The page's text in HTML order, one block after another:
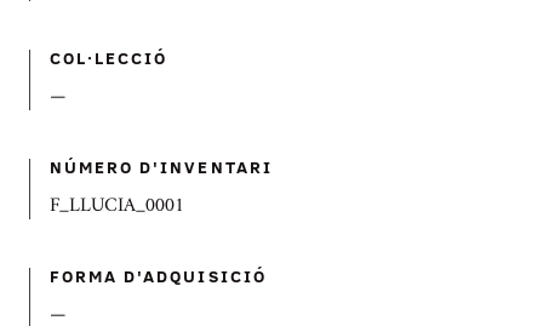
COL·LECCIÓ
—
NÚMERO D'INVENTARI
F_LLUCIA_0001
FORMA D'ADQUISICIÓ
—